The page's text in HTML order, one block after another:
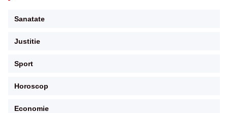
Sanatate
Justitie
Sport
Horoscop
Economie